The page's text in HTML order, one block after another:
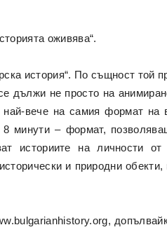
оживява“.
история“. По същност той
дължи не просто на
вече на самия формат на
– формат,
историите на личности
и природни